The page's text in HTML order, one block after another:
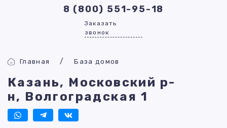
8 (800) 551-95-18
Заказать
звонок
Главная База домов
Казань, Московский р-
н, Волгоградская 1